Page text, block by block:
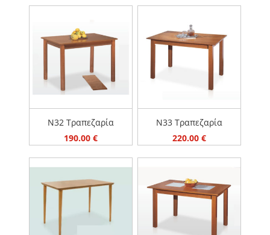
Ν32 Τραπεζαρία
190.00€
Ν33 Τραπεζαρία
220.00 €